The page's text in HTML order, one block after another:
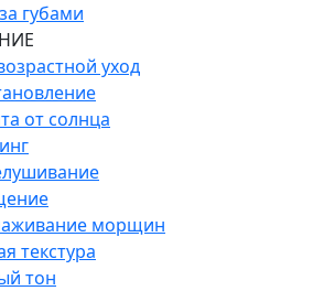
губами
уход
от солнца
морщин
текстура
тон